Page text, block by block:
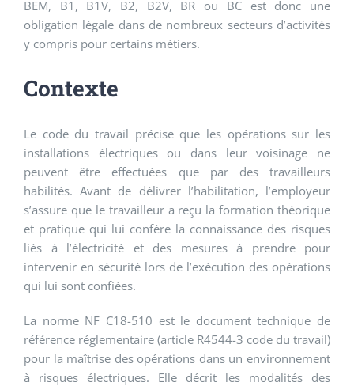
BEM, B1, B1V, B2, B2V, BR ou BC est donc une
obligation légale dans de nombreux secteurs d’activités
y compris pour certains métiers.
Contexte
Le code du travail précise que les opérations sur les
installations électriques ou dans leur voisinage ne
peuvent être effectuées que par des travailleurs
habilités. Avant de délivrer l’habilitation, l’employeur
s’assure que le travailleur a reçu la formation théorique
et pratique qui lui confère la connaissance des risques
liés à l’électricité et des mesures à prendre pour
intervenir en sécurité lors de l’exécution des opérations
qui lui sont confiées.
La norme NF C18-510 est le document technique de
référence réglementaire (article R4544-3 code du travail)
pour la maîtrise des opérations dans un environnement
à risques électriques. Elle décrit les modalités des